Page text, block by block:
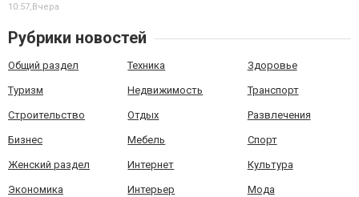
10:57, Вчера
Рубрики новостей
Общий раздел Техника Здоровье
Туризм Недвижимость Транспорт
Строительство Отдых Развлечения
Бизнес Мебель Спорт
Женский раздел Интернет Культура
Экономика Интерьер Мода